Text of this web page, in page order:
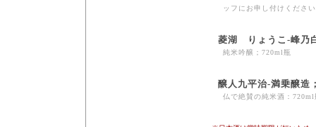
ッフにお申し付けくださ
菱湖 りょうこ-峰乃
純米吟醸；720ml瓶
醸人九平治-満乗醸造
仏で絶賛の純米酒：720ml